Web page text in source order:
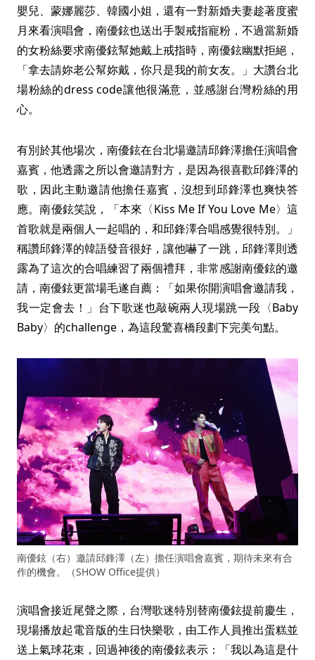
嬰兒、蒙娜麗莎、韓國小姐，還有一對新婚夫妻趁著度蜜
月來看演唱會，南優鉉也送出手製戒指寵粉，不過當新婚
的女粉絲要求南優鉉幫她戴上戒指時，南優鉉幽默拒絕，
「拿去請妳老公幫妳戴，你只是我的前女友。」大讚台北
場粉絲的dress code讓他很滿意，並感謝台灣粉絲的用
心。
有別於其他場次，南優鉉在台北場邀請邱鋒澤擔任演唱會
嘉賓，他透露之所以會邀請對方，是因為很喜歡邱鋒澤的
歌，因此主動邀請他擔任嘉賓，沒想到邱鋒澤也爽快答
應。南優鉉笑說，「本來〈Kiss Me If You Love Me〉這
首歌就是兩個人一起唱的，和邱鋒澤合唱感覺很特別。」
稱讚邱鋒澤的韓語發音很好，讓他嚇了一跳，邱鋒澤則透
露為了這次的合唱練習了兩個禮拜，非常感謝南優鉉的邀
請，南優鉉更當場毛遂自薦：「如果你開演唱會邀請我，
我一定會去！」台下歌迷也敲碗兩人現場跳一段〈Baby
Baby〉的challenge，為這段驚喜橋段劃下完美句點。
南優鉉（右）邀請邱鋒澤（左）擔任演唱會嘉賓，期待未來有合
作的機會。（SHOW Office提供）
演唱會接近尾聲之際，台灣歌迷特別替南優鉉提前慶生，
現場播放起電音版的生日快樂歌，由工作人員推出蛋糕並
送上氣球花束，回過神後的南優鉉表示：「我以為這是什